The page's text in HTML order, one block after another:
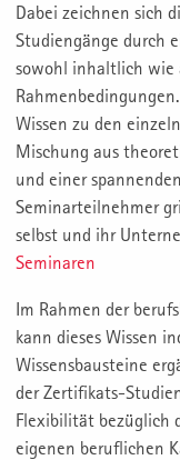
Dabei zeichnen sich
Studiengänge durch
sowohl inhaltlich wie
Wissen zu den
Mischung aus
und einer
Seminarteilnehmer
selbst und ihr
Seminaren
Im Rahmen der
kann dieses Wissen
Wissensbausteine
der Zertifikats-
Flexibilität bezüglich
eigenen beruflichen